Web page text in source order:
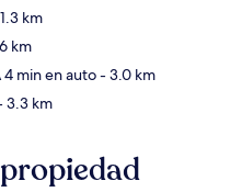
km
km
4 min en auto- 3.0 km
3.3 km